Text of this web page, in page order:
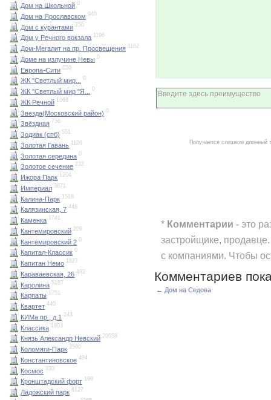
Дом на Школьной 0
Дом на Ярославском 940
Дом с курантами 250
Дом у Речного вокзала 1196
Дом-Мегалит на пр. Просвещения 1162
Доме на излучине Невы 0
Европа-Сити 659
ЖК "Светлый мир... 0
ЖК "Светлый мир "Я... 0
ЖК Речной 1068
Звезда(Московский район) 0
Звёздная 736
Зодиак (спб) 551
Золотая Гавань 1126
Золотая середина 0
Золотое сечение 232
Ижора Парк 1204
Империал 3671
Калина-Парк 1518
Калязинская, 7 448
Каменка 1741
Кантемировский 209
Кантемировский 2 0
Капитал-Классик 0
Капитан Немо 1827
Караваевская, 26 492
Каролина 5187
Карпаты 1751
Квартет 440
КИМа пр., д.1 243
Классика 1803
Князь Александр Невский 20558
Коломяги-Парк 2500
Константиновское 494
Космос 330
Кронштадский форт 199
Ладожский парк 8127
Получается слишком длинный
* Комментарии - это
застройщике,
с компаниями. Чтобы
Комментариев
← Дом на Седова